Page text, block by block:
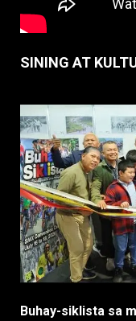
SINING AT
Buhay-siklista sa